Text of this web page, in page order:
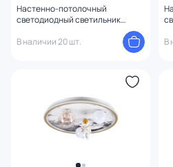
Настенно-потолочный
светодиодный светильник
В наличии 20 шт.
В